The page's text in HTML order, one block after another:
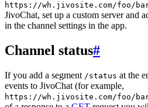
https://wh.jivosite.com/foo/
JivoChat, set up a custom server and
in the channel settings in the app.
Channel status#
If you add a segment /status at the
events to JivoChat (for example,
https://wh.jivosite.com/foo/